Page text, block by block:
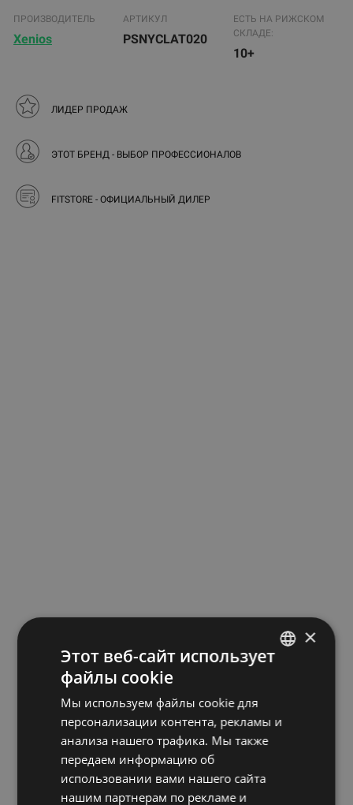
ПРОИЗВОДИТЕЛЬ
Xenios
АРТИКУЛ
PSNYCLAT020
ЕСТЬ НА РИЖСКОМ
СКЛАДЕ:
10+
ЛИДЕР ПРОДАЖ
ЭТОТ БРЕНД - ВЫБОР ПРОФЕССИОНАЛОВ
FITSTORE - ОФИЦИАЛЬНЫЙ ДИЛЕР
×
Этот веб-сайт использует
файлы cookie
Мы используем файлы cookie для
персонализации контента, рекламы и
анализа нашего трафика. Мы также
передаем информацию об
использовании вами нашего сайта
нашим партнерам по рекламе и